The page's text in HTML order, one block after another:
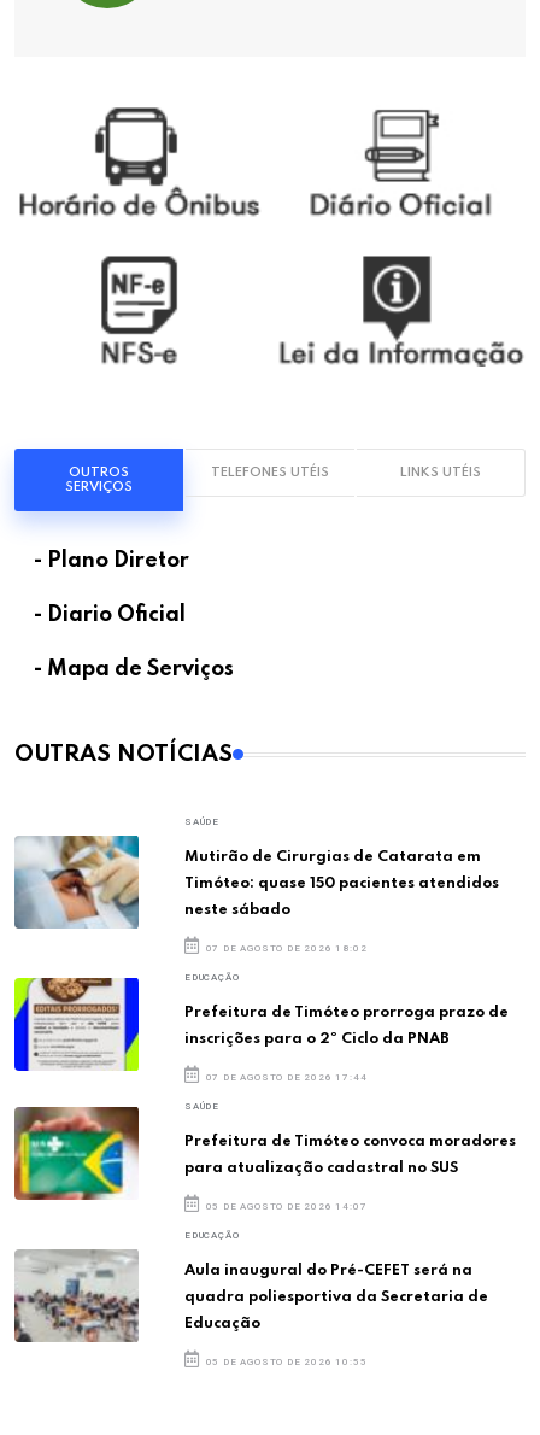
OUTROS
SERVIÇOS
TELEFONES UTÉIS LINKS UTÉIS
- Plano Diretor
- Diario Oficial
- Mapa de Serviços
OUTRAS NOTÍCIAS
SAÚDE
Mutirão de Cirurgias de Catarata em
Timóteo: quase 150 pacientes atendidos
neste sábado
07 DE AGOSTO DE 2026 18:02
EDUCAÇÃO
Prefeitura de Timóteo prorroga prazo de
inscrições para o 2º Ciclo da PNAB
07 DE AGOSTO DE 2026 17:44
SAÚDE
Prefeitura de Timóteo convoca moradores
para atualização cadastral no SUS
05 DE AGOSTO DE 2026 14:07
EDUCAÇÃO
Aula inaugural do Pré-CEFET será na
quadra poliesportiva da Secretaria de
Educação
05 DE AGOSTO DE 2026 10:55